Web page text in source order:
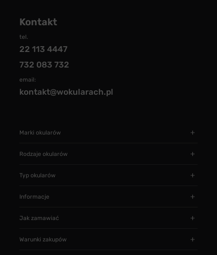
Kontakt
tel.
22 113 4447
732 083 732
email:
kontakt@wokularach.pl
Marki okularów
Rodzaje okularów
Typ okularów
Informacje
Jak zamawiać
Warunki zakupów